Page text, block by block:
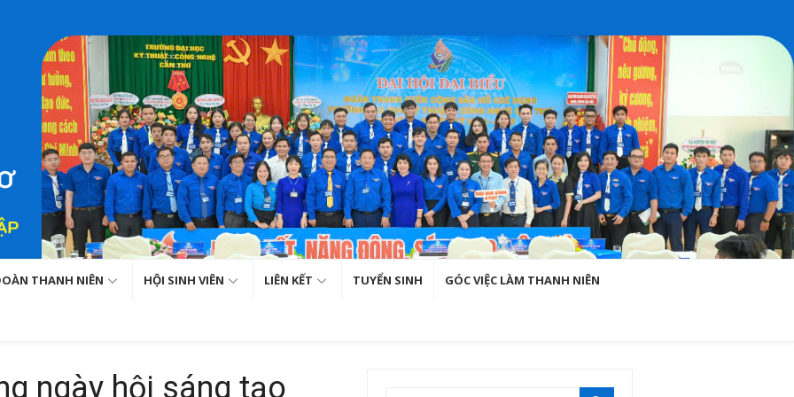
THANH NIÊN HỘI SINH VIÊN LIÊN KẾT TUYỂN SINH GÓC VIỆC LÀM THANH NIÊN
ngày hội sáng tạo